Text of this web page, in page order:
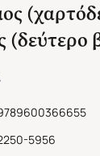
Πανούργοι ή
το αίνιγμα
φαινόμενα,
την
αλλά ο δράκος -
5956